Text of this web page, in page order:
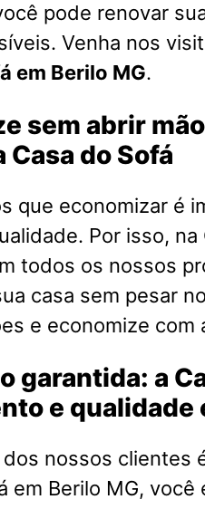
pode renovar
Venha nos
em Berilo MG.
sem abrir
Casa do Sofá
que economizar é
Por isso,
todos os nossos
casa sem pesar
e economize com
garantida: a
e qualidade
nossos clientes
em Berilo MG,